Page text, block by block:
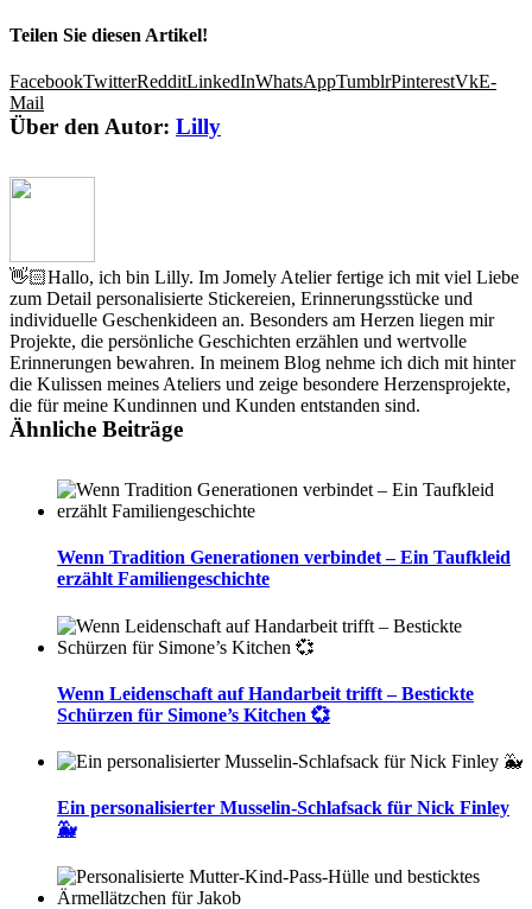
Teilen Sie diesen Artikel!
FacebookTwitterRedditLinkedInWhatsAppTumblrPinterestVkE-
Mail
Über den Autor: Lilly
👋🏻Hallo, ich bin Lilly. Im Jomely Atelier fertige ich mit viel Liebe
zum Detail personalisierte Stickereien, Erinnerungsstücke und
individuelle Geschenkideen an. Besonders am Herzen liegen mir
Projekte, die persönliche Geschichten erzählen und wertvolle
Erinnerungen bewahren. In meinem Blog nehme ich dich mit hinter
die Kulissen meines Ateliers und zeige besondere Herzensprojekte,
die für meine Kundinnen und Kunden entstanden sind.
Ähnliche Beiträge
Wenn Tradition Generationen verbindet – Ein Taufkleid
erzählt Familiengeschichte
Wenn Leidenschaft auf Handarbeit trifft – Bestickte
Schürzen für Simone’s Kitchen 💞
Ein personalisierter Musselin-Schlafsack für Nick Finley
🐳